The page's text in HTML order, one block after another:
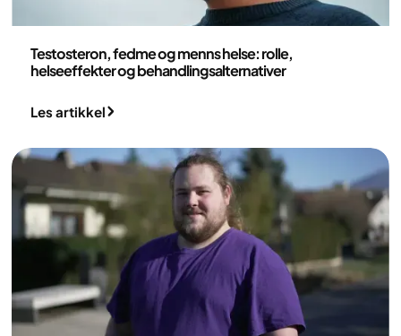
Testosteron, fedme og menns helse: rolle,
helseeffekter og behandlingsalternativer
Les artikkel